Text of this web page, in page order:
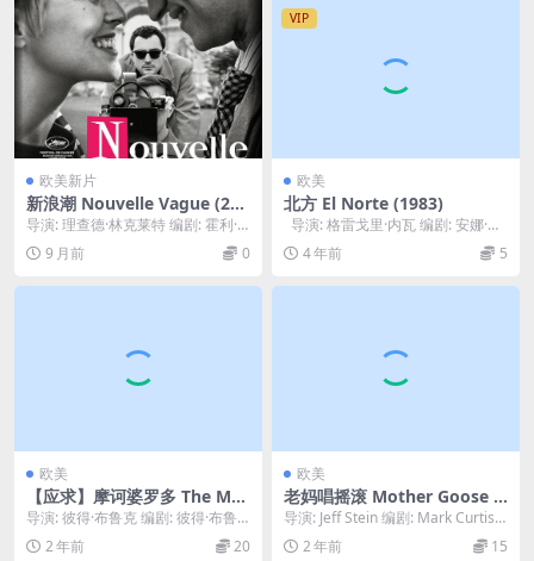
欧美新片
新浪潮 Nouvelle Vague (202
5)
导演: 理查德·林克莱特 编剧: 霍利·
根特 / 拉埃蒂恰·玛松 / 小文森特·...
9 月前 0
VIP
欧美
北方 El Norte (1983)
导演: 格雷戈里·内瓦 编剧: 安娜·托
马斯 主演: Zaide ...
4 年前 5
欧美
【应求】摩诃婆罗多 The Ma
habharata (1990)
导演: 彼得·布鲁克 编剧: 彼得·布鲁
克 / 让-克劳德·卡里埃尔 / Mar...
2 年前 20
欧美
老妈唱摇滚 Mother Goose R
ock ‘n’ Rhyme (1990)
导演: Jeff Stein 编剧: Mark Curtiss
主演: 谢莉·杜...
2 年前 15